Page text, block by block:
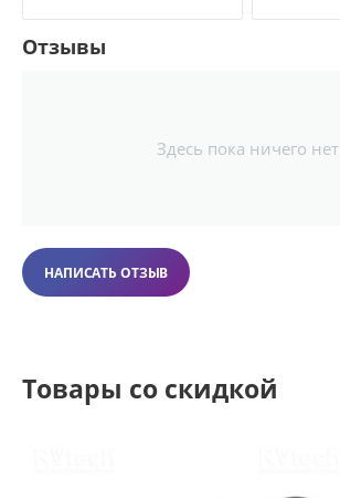
Отзывы
Здесь пока ничего нет
НАПИСАТЬ ОТЗЫВ
Товары со скидкой